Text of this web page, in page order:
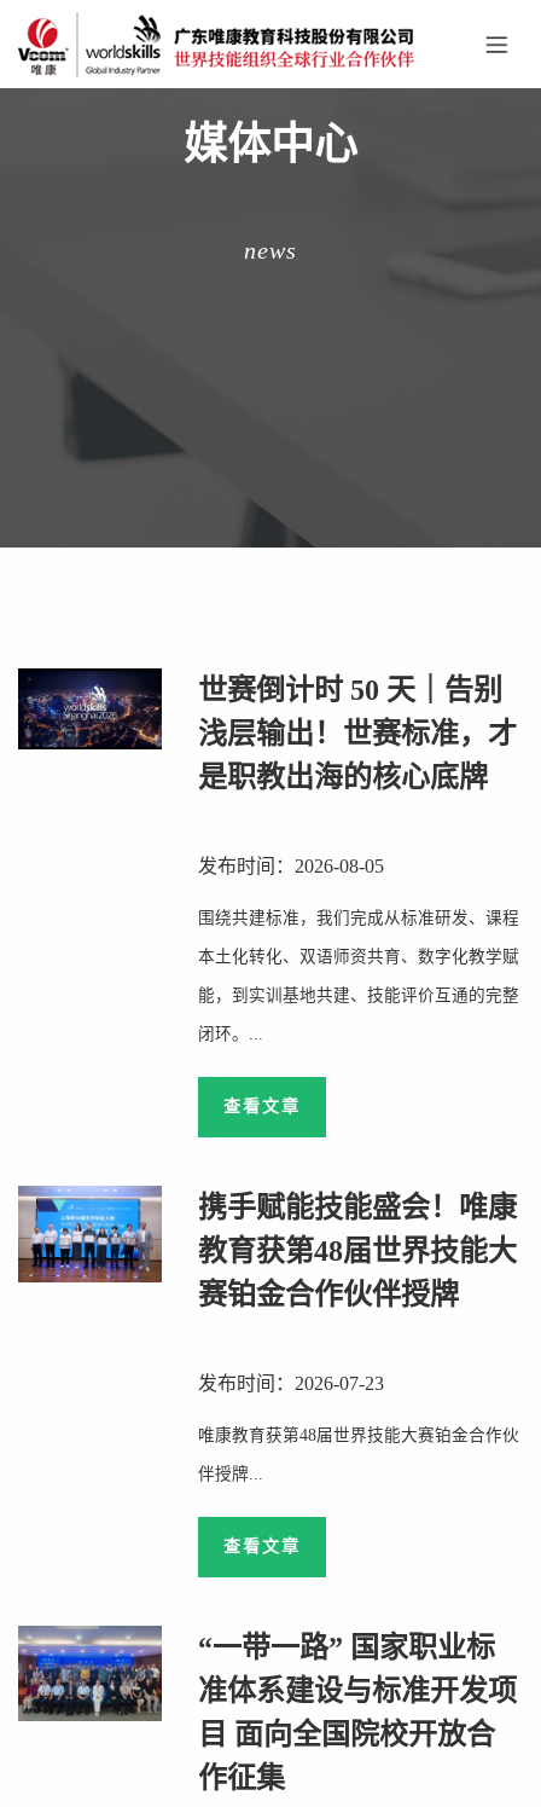
媒体中心
news
世赛倒计时 50 天｜告别
浅层输出！世赛标准，才
是职教出海的核心底牌
发布时间：2026-08-05
围绕共建标准，我们完成从标准研发、课程
本土化转化、双语师资共育、数字化教学赋
能，到实训基地共建、技能评价互通的完整
闭环。...
查看文章
携手赋能技能盛会！唯康
教育获第48届世界技能大
赛铂金合作伙伴授牌
发布时间：2026-07-23
唯康教育获第48届世界技能大赛铂金合作伙
伴授牌...
查看文章
“一带一路” 国家职业标
准体系建设与标准开发项
目 面向全国院校开放合
作征集